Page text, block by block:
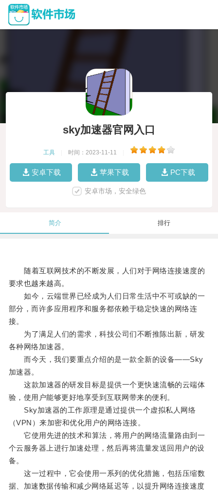
sky加速器官网入口
工具 时间：2023-11-11
安卓下载 苹果下载 PC下载
安卓市场，安全绿色
简介 排行
随着互联网技术的不断发展，人们对于网络连接速度的
要求也越来越高。
如今，云端世界已经成为人们日常生活中不可或缺的一
部分，而许多应用程序和服务都依赖于稳定快速的网络连
接。
为了满足人们的需求，科技公司们不断推陈出新，研发
各种网络加速器。
而今天，我们要重点介绍的是一款全新的设备——Sky
加速器。
这款加速器的研发目标是提供一个更快速流畅的云端体
验，使用户能够更好地享受到互联网带来的便利。
Sky加速器的工作原理是通过提供一个虚拟私人网络
（VPN）来加密和优化用户的网络连接。
它使用先进的技术和算法，将用户的网络流量路由到一
个云服务器上进行加速处理，然后再将流量发送回用户的设
备。
这一过程中，它会使用一系列的优化措施，包括压缩数
据、加速数据传输和减少网络延迟等，以提升网络连接速度